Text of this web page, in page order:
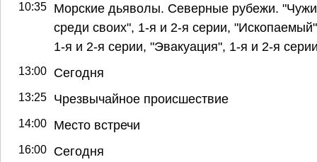
10:35
Морские дьяволы. Северные рубежи.
среди своих", 1-я и 2-я серии,
1-я и 2-я серии, "Эвакуация", 1-я и 2-я
13:00 Сегодня
13:25 Чрезвычайное происшествие
14:00 Место встречи
16:00 Сегодня